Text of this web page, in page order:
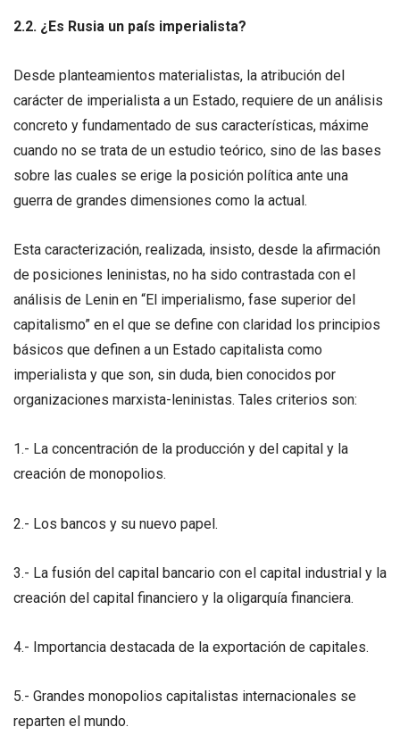
2.2. ¿Es Rusia un país imperialista?
Desde planteamientos materialistas, la atribución del
carácter de imperialista a un Estado, requiere de un análisis
concreto y fundamentado de sus características, máxime
cuando no se trata de un estudio teórico, sino de las bases
sobre las cuales se erige la posición política ante una
guerra de grandes dimensiones como la actual.
Esta caracterización, realizada, insisto, desde la afirmación
de posiciones leninistas, no ha sido contrastada con el
análisis de Lenin en “El imperialismo, fase superior del
capitalismo” en el que se define con claridad los principios
básicos que definen a un Estado capitalista como
imperialista y que son, sin duda, bien conocidos por
organizaciones marxista-leninistas. Tales criterios son:
1.- La concentración de la producción y del capital y la
creación de monopolios.
2.- Los bancos y su nuevo papel.
3.- La fusión del capital bancario con el capital industrial y la
creación del capital financiero y la oligarquía financiera.
4.- Importancia destacada de la exportación de capitales.
5.- Grandes monopolios capitalistas internacionales se
reparten el mundo.